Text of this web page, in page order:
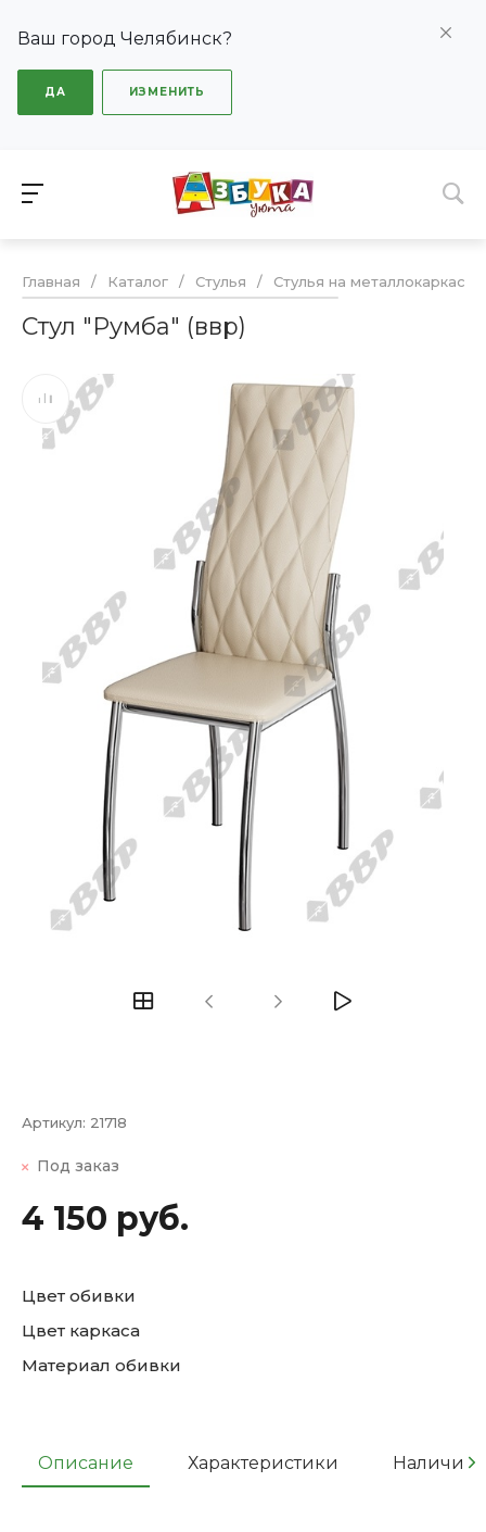
Ваш город Челябинск?
ДА ИЗМЕНИТЬ
Главная / Каталог / Стулья / Стулья на металлокаркасе
Стул "Румба" (ввр)
Артикул: 21718
Под заказ
4 150 руб.
Цвет обивки
Цвет каркаса
Материал обивки
Описание Характеристики Наличие